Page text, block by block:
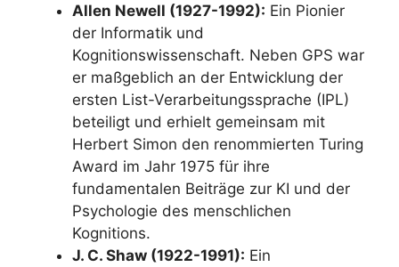
Allen Newell (1927-1992): Ein Pionier
der Informatik und
Kognitionswissenschaft. Neben GPS war
er maßgeblich an der Entwicklung der
ersten List-Verarbeitungssprache (IPL)
beteiligt und erhielt gemeinsam mit
Herbert Simon den renommierten Turing
Award im Jahr 1975 für ihre
fundamentalen Beiträge zur KI und der
Psychologie des menschlichen
Kognitions.
J. C. Shaw (1922-1991): Ein